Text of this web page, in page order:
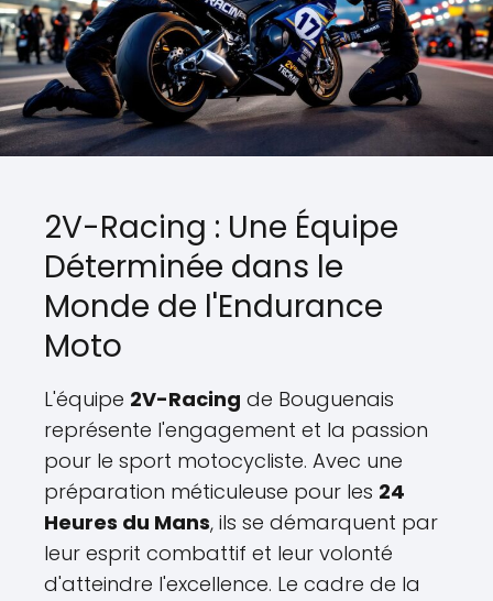
2V-Racing : Une Équipe
Déterminée dans le
Monde de l'Endurance
Moto
L'équipe 2V-Racing de Bouguenais
représente l'engagement et la passion
pour le sport motocycliste. Avec une
préparation méticuleuse pour les 24
Heures du Mans, ils se démarquent par
leur esprit combattif et leur volonté
d'atteindre l'excellence. Le cadre de la